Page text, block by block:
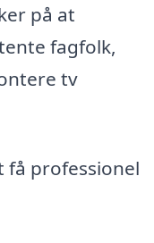
på at
fagfolk,
tv
få professionel